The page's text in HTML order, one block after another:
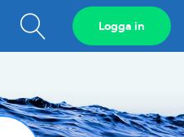
Visa
sökfält
Logga in